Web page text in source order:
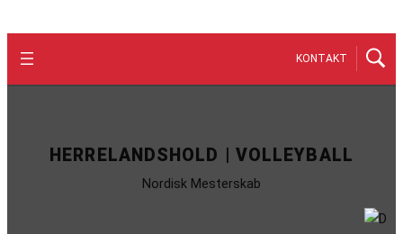
KONTAKT
HERRELANDSHOLD | VOLLEYBALL
Nordisk Mesterskab